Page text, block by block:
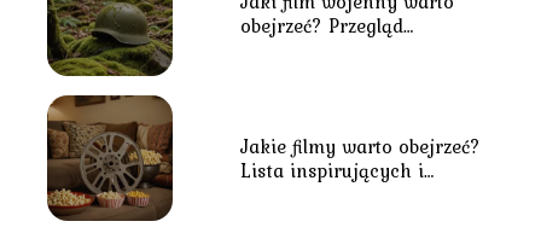
obejrzeć? Przegląd
Jakie filmy warto obejrzeć?
Lista inspirujących i